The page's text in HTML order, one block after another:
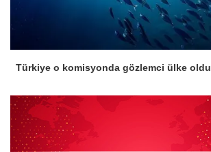
Türkiye o komisyonda gözlemci ülke oldu